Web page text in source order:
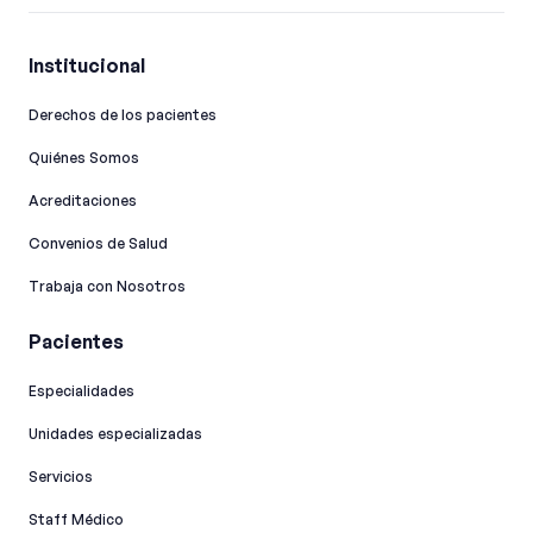
Institucional
Derechos de los pacientes
Quiénes Somos
Acreditaciones
Convenios de Salud
Trabaja con Nosotros
Pacientes
Especialidades
Unidades especializadas
Servicios
Staff Médico